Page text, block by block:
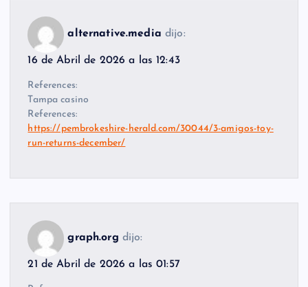
alternative.media dijo:
16 de Abril de 2026 a las 12:43
References:
Tampa casino
References:
https://pembrokeshire-herald.com/30044/3-amigos-toy-
run-returns-december/
graph.org dijo:
21 de Abril de 2026 a las 01:57